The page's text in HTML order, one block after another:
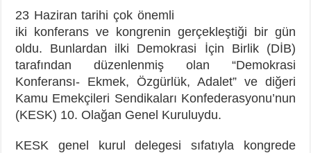
23 Haziran tarihi çok önemli
iki konferans ve kongrenin gerçekleştiği bir gün
oldu. Bunlardan ilki Demokrasi İçin Birlik (DİB)
tarafından düzenlenmiş olan “Demokrasi
Konferansı- Ekmek, Özgürlük, Adalet” ve diğeri
Kamu Emekçileri Sendikaları Konfederasyonu’nun
(KESK) 10. Olağan Genel Kuruluydu.
KESK genel kurul delegesi sıfatıyla kongrede